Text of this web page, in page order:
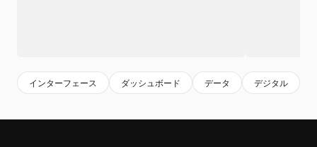
インターフェース ダッシュボード データ デジタル